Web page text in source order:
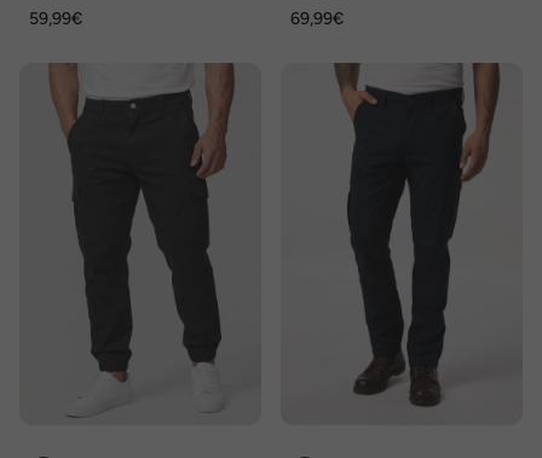
59,99€
bis 72
69,99€